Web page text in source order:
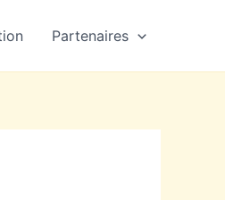
Partenaires